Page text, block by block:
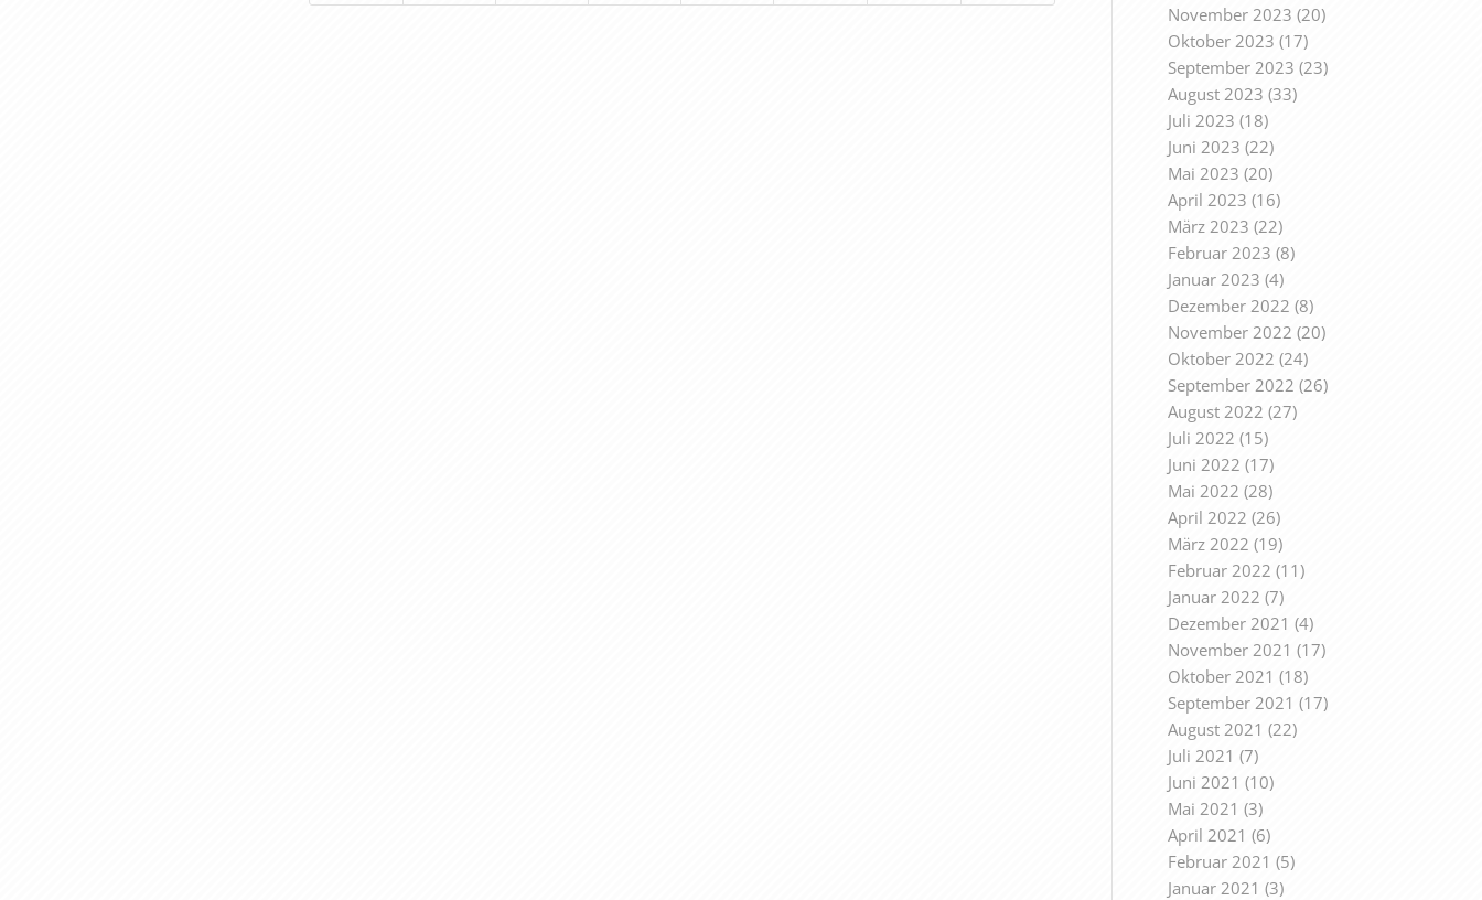
November 2023 (20)
Oktober 2023 (17)
September 2023 (23)
August 2023 (33)
Juli 2023 (18)
Juni 2023 (22)
Mai 2023 (20)
April 2023 (16)
März 2023 (22)
Februar 2023 (8)
Januar 2023 (4)
Dezember 2022 (8)
November 2022 (20)
Oktober 2022 (24)
September 2022 (26)
August 2022 (27)
Juli 2022 (15)
Juni 2022 (17)
Mai 2022 (28)
April 2022 (26)
März 2022 (19)
Februar 2022 (11)
Januar 2022 (7)
Dezember 2021 (4)
November 2021 (17)
Oktober 2021 (18)
September 2021 (17)
August 2021 (22)
Juli 2021 (7)
Juni 2021 (10)
Mai 2021 (3)
April 2021 (6)
Februar 2021 (5)
Januar 2021 (3)